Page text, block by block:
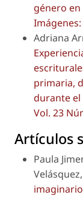
género
Adriana
primaria,
durante
Vol. 23
Artículos
Paula